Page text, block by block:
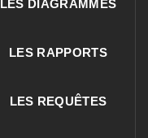
LES DIAGRAMMES
LES RAPPORTS
LES REQUÊTES